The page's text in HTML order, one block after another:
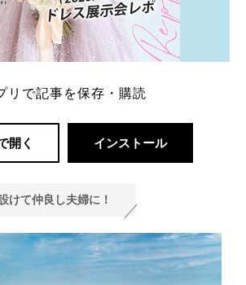
リで記事を保存・購読
開く インストール
けて仲良し夫婦に！